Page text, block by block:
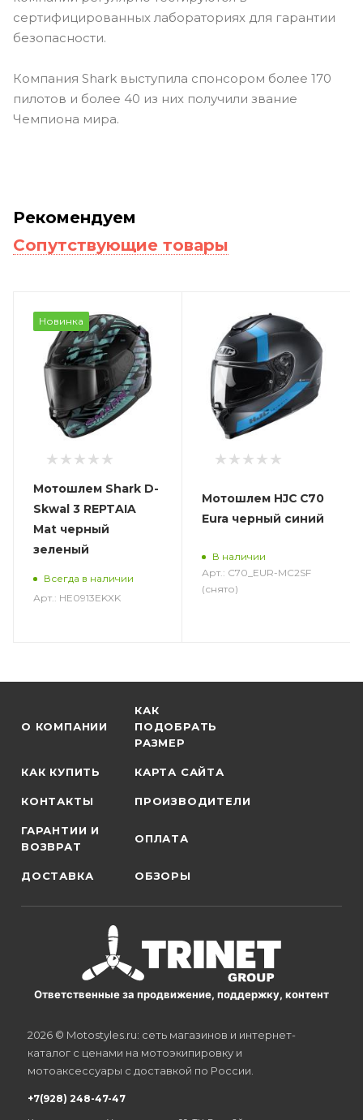
сертифицированных лабораториях для гарантии
безопасности.
Компания Shark выступила спонсором более 170
пилотов и более 40 из них получили звание
Чемпиона мира.
Рекомендуем
Сопутствующие товары
Новинка
Мотошлем Shark D-
Skwal 3 REPTAIA
Mat черный
зеленый
Всегда в наличии
Арт.: HE0913EKXK
Мотошлем HJC C70
Eura черный синий
В наличии
Арт.: C70_EUR-MC2SF
(снято)
О КОМПАНИИ
КАК
ПОДОБРАТЬ
РАЗМЕР
КАК КУПИТЬ КАРТА САЙТА
КОНТАКТЫ ПРОИЗВОДИТЕЛИ
ГАРАНТИИ И
ВОЗВРАТ
ОПЛАТА
ДОСТАВКА ОБЗОРЫ
Ответственные за продвижение, поддержку, контент
2026 © Motostyles.ru: сеть магазинов и интернет-
каталог с ценами на мотоэкипировку и
мотоаксессуары с доставкой по России.
+7(928) 248-47-47